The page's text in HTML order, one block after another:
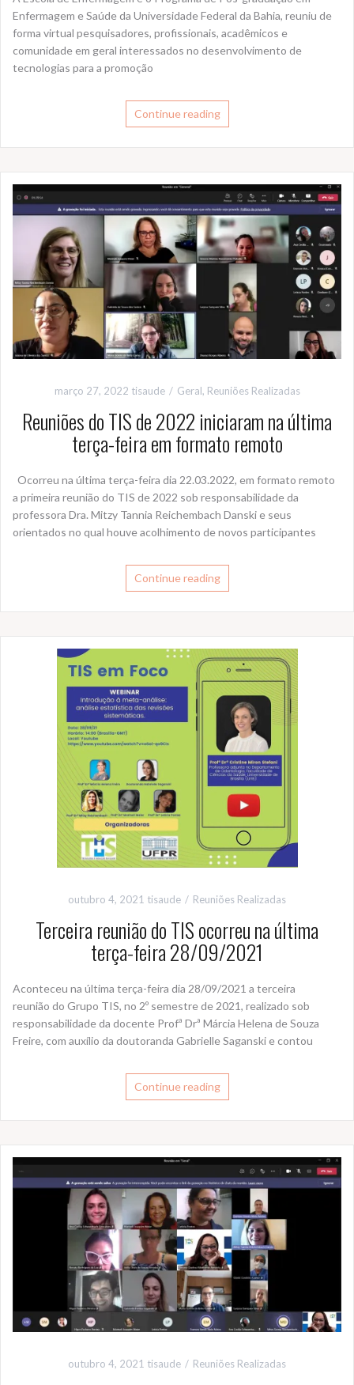
Enfermagem e Saúde da Universidade Federal da Bahia, reuniu de
forma virtual pesquisadores, profissionais, acadêmicos e
comunidade em geral interessados no desenvolvimento de
tecnologias para a promoção
Continue reading
março 27, 2022 tisaude Geral, Reuniões Realizadas
Reuniões do TIS de 2022 iniciaram na última
terça-feira em formato remoto
Ocorreu na última terça-feira dia 22.03.2022, em formato remoto
a primeira reunião do TIS de 2022 sob responsabilidade da
professora Dra. Mitzy Tannia Reichembach Danski e seus
orientados no qual houve acolhimento de novos participantes
Continue reading
outubro 4, 2021 tisaude Reuniões Realizadas
Terceira reunião do TIS ocorreu na última
terça-feira 28/09/2021
Aconteceu na última terça-feira dia 28/09/2021 a terceira
reunião do Grupo TIS, no 2º semestre de 2021, realizado sob
responsabilidade da docente Profª Drª Márcia Helena de Souza
Freire, com auxílio da doutoranda Gabrielle Saganski e contou
Continue reading
outubro 4, 2021 tisaude Reuniões Realizadas